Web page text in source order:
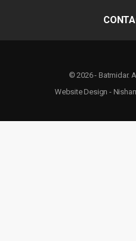
© 2026 - Batmidar.
Website Design -